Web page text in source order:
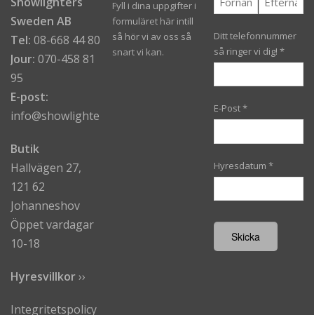
Sweden AB
Tel: 08-668 44 80
Jour: 070-458 81
95
E-post:
info@showlighters.se
Butik
Hallvägen 27,
121 62
Johanneshov
Öppet vardagar
10-18
Hyresvillkor››
Integritetspolicy
Fyll i dina uppgifter i
formuläret här intill
så hör vi av oss så
snart vi kan.
Ditt telefonnummer
så ringer vi dig! *
E-Post*
Hyresdatum *